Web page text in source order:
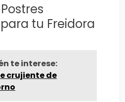
tu Freidora
te interese:
crujiente de